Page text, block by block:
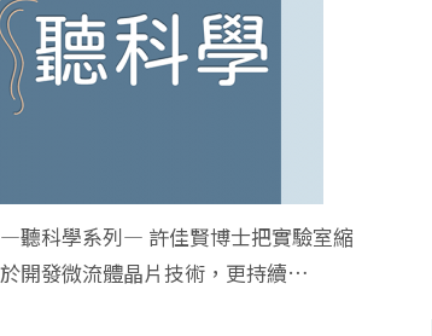
聽科學系列— 許佳賢博士把實驗室縮
開發微流體晶片技術，更持續…